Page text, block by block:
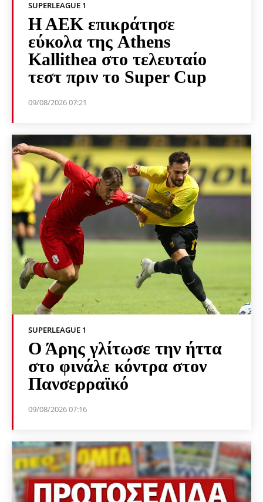
SUPERLEAGUE 1
Η ΑΕΚ επικράτησε
εύκολα της Athens
Kallithea στο τελευταίο
τεστ πριν το Super Cup
09/08/2026 07:21
SUPERLEAGUE 1
Ο Άρης γλίτωσε την ήττα
στο φινάλε κόντρα στον
Πανσερραϊκό
09/08/2026 07:16